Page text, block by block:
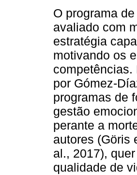
O programa
avaliado com
estratégia
motivando os
competências.
por Gómez-
programas de
gestão
perante a
autores (Göris
al., 2017),
qualidade de